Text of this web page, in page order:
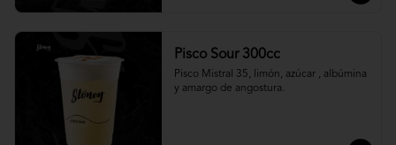
Pisco Sour 300cc
Pisco Mistral 35, limón, azúcar , albúmina
y amargo de angostura.